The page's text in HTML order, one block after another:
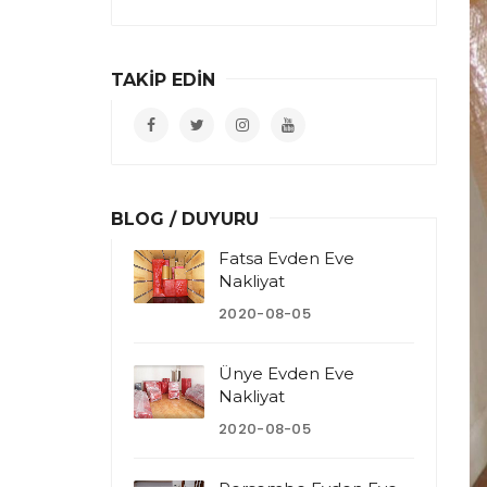
TAKİP EDİN
BLOG / DUYURU
Fatsa Evden Eve
Nakliyat
2020-08-05
Ünye Evden Eve
Nakliyat
2020-08-05